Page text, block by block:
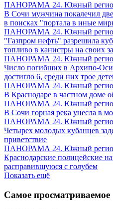
ПАНОРАМА 24. Южный
В Сочи мужчина покалечил
в поисках "портала в иные
ПАНОРАМА 24. Южный
"Газпром нефть" разрешила
топливо в канистры на своих
ПАНОРАМА 24. Южный
Число погибших в Архипо-
достигло 6, среди них трое
ПАНОРАМА 24. Южный
В Краснодаре в частном доме
ПАНОРАМА 24. Южный
В Сочи горная река унесла в
ПАНОРАМА 24. Южный
Четырех молодых кубанцев
приветствие
ПАНОРАМА 24. Южный
Краснодарские полицейские
расправившуюся с голубем
Показать ещё
Самое просматриваемое